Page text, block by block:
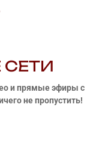
и прямые эфиры с
не пропустить!